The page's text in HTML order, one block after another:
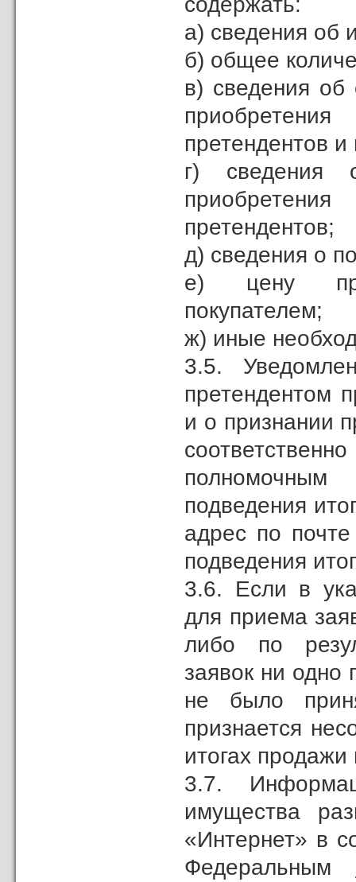
а) сведения об
б) общее
в) сведения об
претендентов и
г) сведения
претендентов;
д) сведения о
е) цену
покупателем;
ж) иные
3.5.
претендентом
и о признании
подведения
адрес по
подведения
3.6. Если в
для приема
либо по
заявок ни
не было
признается
итогах
3.7.
имущества
«Интернет» в
Федеральным